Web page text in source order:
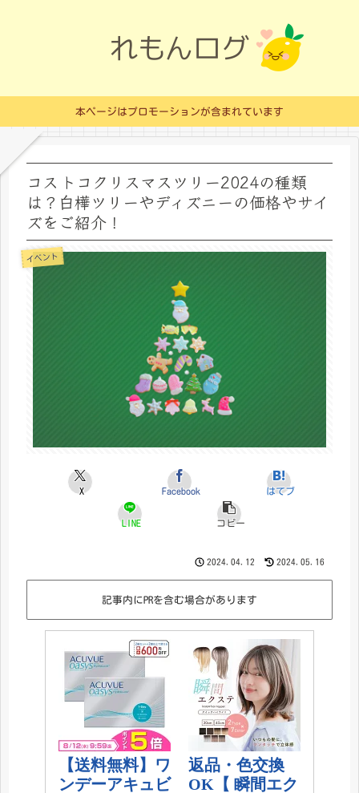
本ページはプロモーションが含まれています
コストコクリスマスツリー2024の種類
は？白樺ツリーやディズニーの価格やサイ
ズをご紹介！
イベント
X Facebook はてブ
LINE コピー
2024.04.12 2024.05.16
記事内にPRを含む場合があります